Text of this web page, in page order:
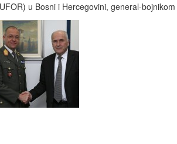
u Bosni i Hercegovini, general-